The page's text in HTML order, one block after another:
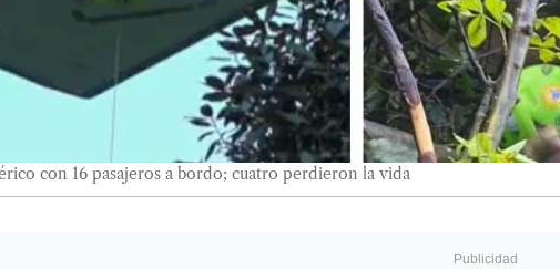
con 16 pasajeros a bordo; cuatro perdieron la vida